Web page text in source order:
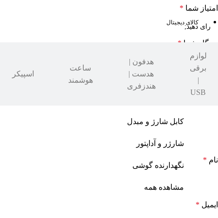
کالای دیجیتال
لوازم
برقی
|
USB
هدفون |
هدست |
هندزفری
ساعت
هوشمند
اسپیکر
کابل شارژ و مبدل
شارژر و آداپتور
نگهدارنده گوشی
مشاهده همه
امتیاز شما *
دیدگاه شما *
نام *
ایمیل *